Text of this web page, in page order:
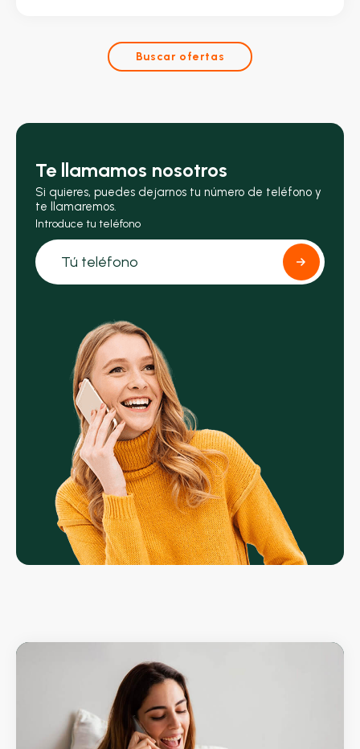
Buscar ofertas
Te llamamos nosotros
Si quieres, puedes dejarnos tu número de teléfono y
te llamaremos.
Introduce tu teléfono